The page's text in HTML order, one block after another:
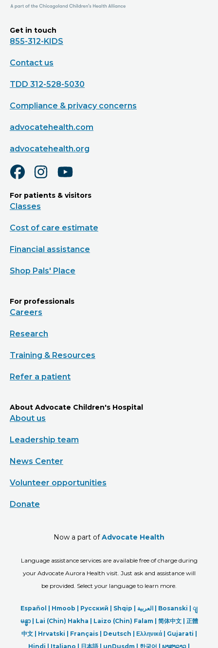
Get in touch
855-312-KIDS
Contact us
TDD 312-528-5030
Compliance & privacy concerns
advocatehealth.com
advocatehealth.org
For patients & visitors
Classes
Cost of care estimate
Financial assistance
Shop Pals' Place
For professionals
Careers
Research
Training & Resources
Refer a patient
About Advocate Children's Hospital
About us
Leadership team
News Center
Volunteer opportunities
Donate
Now a part ofAdvocate Health
Language assistance services are available free of charge during
your Advocate Aurora Health visit. Just ask and assistance will
be provided. Select your language to learn more.
Español | Hmoob Русский Shqip العربیة Bosanski
ျ
မန္မာ| Lai (Chin) Hakha | Laizo (Chin) Falam | 简体中文 | 正體
中文 | Hrvatski | Français | Deutsch Ελληνικά | Gujarati |
Hindi
Italiano 日本語| unDusdm 한국어 ພາສາລາວ